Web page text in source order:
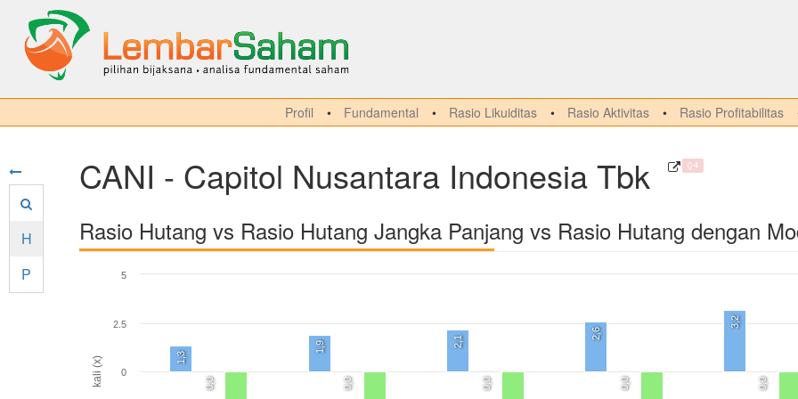
Profil Fundamental Rasio Likuiditas Rasio Aktivitas Rasio Profitabilitas
H
P
CANI - Capitol Nusantara Indonesia Tbk Q4
Rasio Hutang vs Rasio Hutang Jangka Panjang vs Rasio Hutang dengan
kali (x) 1,3
1,9 2,1
2,6
3,2
0,0 0,0 0,0 0,0 0,0
0
2.5
5